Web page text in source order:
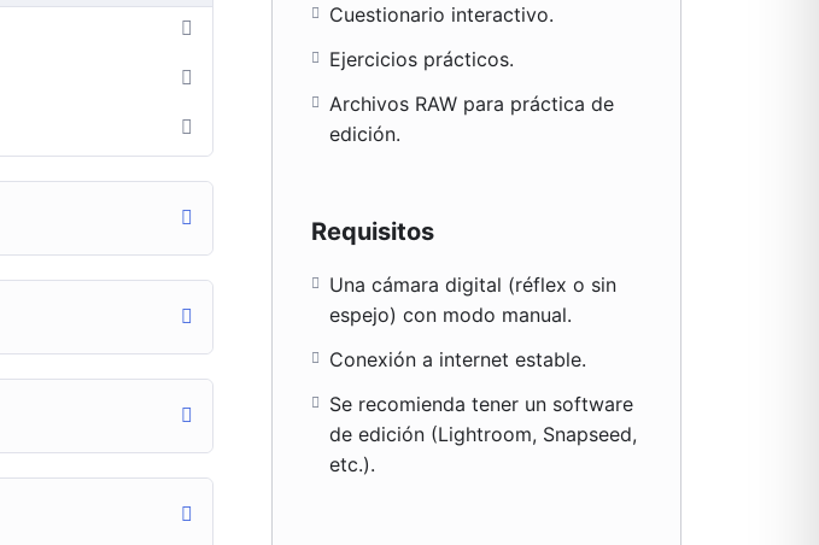
Cuestionario interactivo.
Ejercicios prácticos.
Archivos RAW para práctica de
edición.
Requisitos
Una cámara digital (réflex o sin
espejo) con modo manual.
Conexión a internet estable.
Se recomienda tener un software
de edición (Lightroom, Snapseed,
etc.).